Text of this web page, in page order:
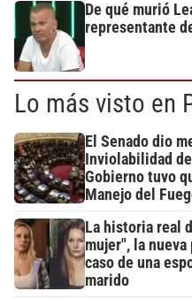
De qué murió
representante
Lo más visto en
El Senado dio
Inviolabilidad
Gobierno tuvo
Manejo del
La historia real
mujer", la
caso de una
marido